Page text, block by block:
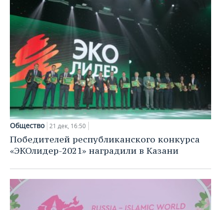
Общество 21 дек, 16:50
Победителей республиканского конкурса
«ЭКОлидер-2021» наградили в Казани